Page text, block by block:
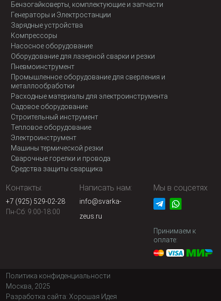
Бензогайковерты, комплектующие и запчасти
Генераторы и Электростанции
Зарядные устройства
Компрессоры
Насосное оборудование
Оборудование для лазерной сварки и резки
Пневмоинструмент
Промышленное оборудование для сверления и
металлообработки
Расходные материалы для электроинструмента
Садовое оборудование
Строительный инструмент
Тепловое оборудование
Электроинструмент
Машины термической резки
Сварочные горелки и провода
Средства защиты сварщика
Контакты:
+7 (925) 529-02-28
Пн-Сб: 9:00-18:00
Написать нам:
info@svarka-
zeus.ru
Мы в соцсетях
Принимаем к
оплате:
Политика конфиденциальности
Москва, 2025
Разработка сайта: Хорошая Идея